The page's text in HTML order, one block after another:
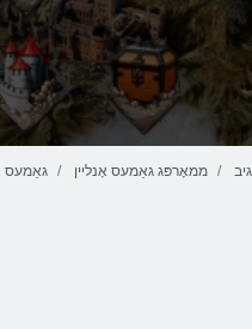
גאַמעס ממאָרפּג גאַמעס אָנליין